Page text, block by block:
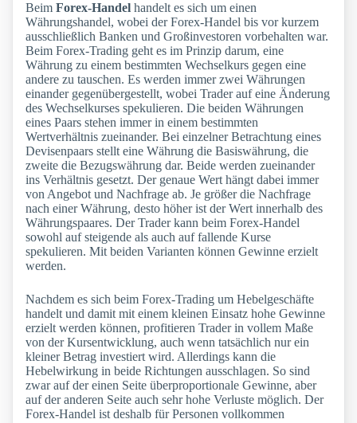
Beim Forex-Handel handelt es sich um einen
Währungshandel, wobei der Forex-Handel bis vor kurzem
ausschließlich Banken und Großinvestoren vorbehalten war.
Beim Forex-Trading geht es im Prinzip darum, eine
Währung zu einem bestimmten Wechselkurs gegen eine
andere zu tauschen. Es werden immer zwei Währungen
einander gegenübergestellt, wobei Trader auf eine Änderung
des Wechselkurses spekulieren. Die beiden Währungen
eines Paars stehen immer in einem bestimmten
Wertverhältnis zueinander. Bei einzelner Betrachtung eines
Devisenpaars stellt eine Währung die Basiswährung, die
zweite die Bezugswährung dar. Beide werden zueinander
ins Verhältnis gesetzt. Der genaue Wert hängt dabei immer
von Angebot und Nachfrage ab. Je größer die Nachfrage
nach einer Währung, desto höher ist der Wert innerhalb des
Währungspaares. Der Trader kann beim Forex-Handel
sowohl auf steigende als auch auf fallende Kurse
spekulieren. Mit beiden Varianten können Gewinne erzielt
werden.
Nachdem es sich beim Forex-Trading um Hebelgeschäfte
handelt und damit mit einem kleinen Einsatz hohe Gewinne
erzielt werden können, profitieren Trader in vollem Maße
von der Kursentwicklung, auch wenn tatsächlich nur ein
kleiner Betrag investiert wird. Allerdings kann die
Hebelwirkung in beide Richtungen ausschlagen. So sind
zwar auf der einen Seite überproportionale Gewinne, aber
auf der anderen Seite auch sehr hohe Verluste möglich. Der
Forex-Handel ist deshalb für Personen vollkommen